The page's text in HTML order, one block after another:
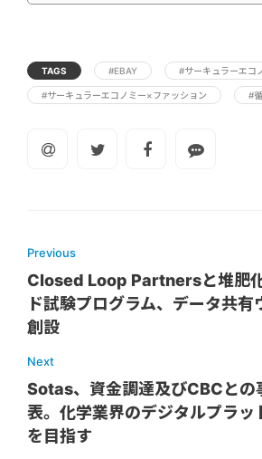
TAGS #EBAY #サーキュラーエコ
#サーキュラーエコノミー×ファッション #
Previous
Closed Loop Partnersと堆肥
ド試験プログラム、データ共有
創設
Next
Sotas、資金調達及びCBCとの
表。化学業界のデジタルプラッ
を目指す